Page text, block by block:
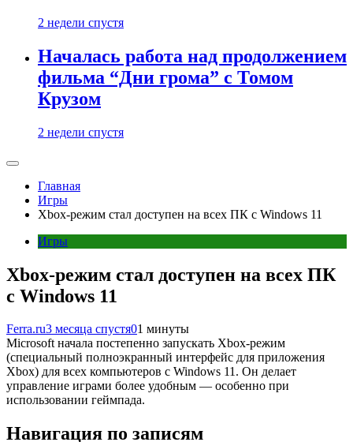
2 недели спустя
Началась работа над продолжением
фильма “Дни грома” с Томом
Крузом
2 недели спустя
Главная
Игры
Xbox-режим стал доступен на всех ПК с Windows 11
Игры
Xbox-режим стал доступен на всех ПК
с Windows 11
Ferra.ru3 месяца спустя01 минуты
Microsoft начала постепенно запускать Xbox-режим
(специальный полноэкранный интерфейс для приложения
Xbox) для всех компьютеров с Windows 11. Он делает
управление играми более удобным — особенно при
использовании геймпада.
Навигация по записям